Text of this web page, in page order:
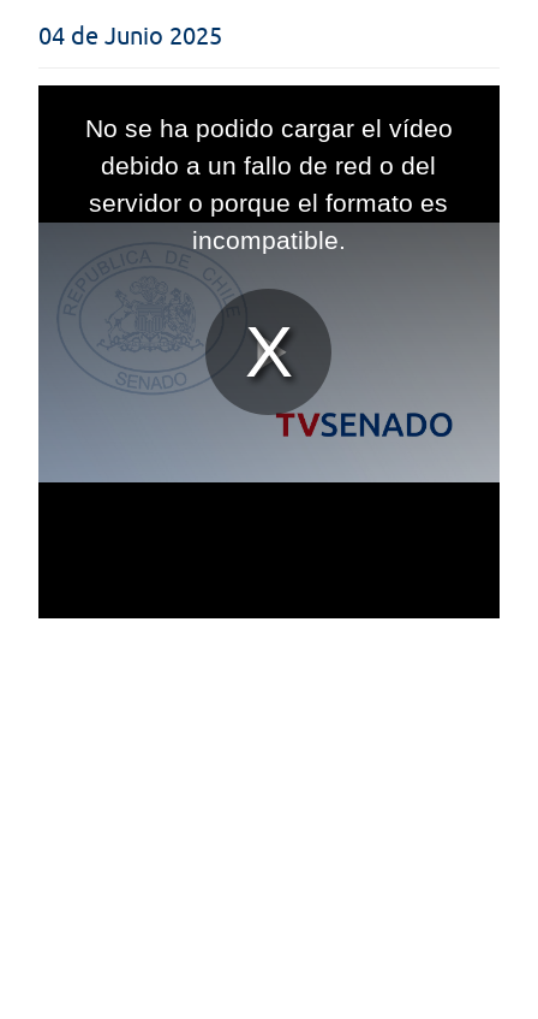
04 de Junio 2025
window.
No se ha podido cargar el vídeo
debido a un fallo de red o del
servidor o porque el formato es
incompatible.